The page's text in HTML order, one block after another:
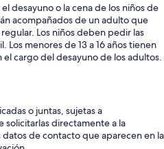
desayuno o la cena de los niños de
acompañados de un adulto que
Los niños deben pedir las
Los menores de 13 a 16 años tienen
cargo del desayuno de los adultos.
o juntas, sujetas a
solicitarlas directamente a la
de contacto que aparecen en la